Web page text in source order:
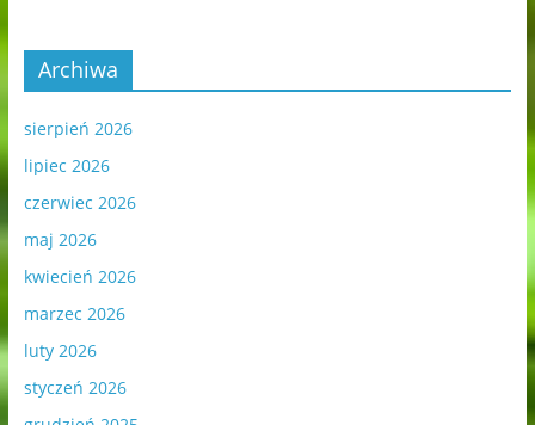
Archiwa
sierpień 2026
lipiec 2026
czerwiec 2026
maj 2026
kwiecień 2026
marzec 2026
luty 2026
styczeń 2026